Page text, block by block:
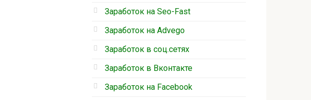
Заработок на Seo-Fast
Заработок на Advego
Заработок в соц.сетях
Заработок в Вконтакте
Заработок на Facebook